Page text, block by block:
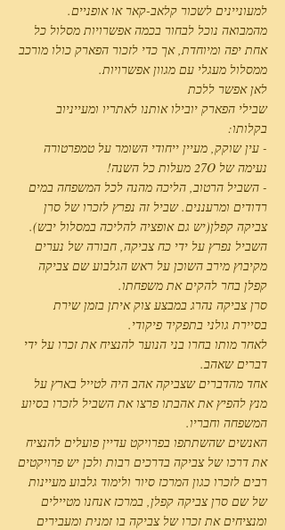
למעוניינים לשכור קלאב-קאר או אופניים.
מהמבואה נוכל לבחור בכמה אפשרויות מסלול כל
אחת יפה ומיוחדת, אך כדי לזכור הפארק כולו מורכב
ממסלול מעגלי עם מגוון אפשרויות.
לאן אפשר ללכת
שבילי הפארק יובילו אותנו לאתריו ומעייניוב
בקלותו:
- עין שוקק, מעיין ייחודי השומר על טמפרטורה
נעימה של 27O מעלות כל השנה!
- השביל הרטוב, הליכה מהנה לכל המשפחה במים
רדודים ומרעננים. שביל זה נפרץ לזכרו של סרן
צביקה קפלן(יש גם אופציה להליכה במסלול יבש).
השביל נפרץ על ידי כח צביקה, חבורה של נערים
מקיבוץ מירב השוכן על ראש הגלבוע שם צביקה
קפלן בחר להקים את משפחתו.
סרן צביקה נהרג במבצע צוק איתן בזמן שירת
בסיירת גולני בתפקיד פיקודי.
לאחר מותו בחרו בני הנוער להנציח את זכרו על ידי
דברים שאהב.
אחד מהדברים שצביקה אהב היה לטייל בארץ על
מנץ להפיץ את אהבתו פרצו את השביל לזכרו בסיוע
המשפחה וחבריו.
האנשים שהשתתפו בפרויקט עדיין פועלים להנציח
את דרכו של צביקה בדרכים רבות ולכן יש פרויקטים
רבים לזכרו כגון המרכז סיור ולימוד גלבוע מעיינות
של שם סרן צביקה קפלן, במרכז אנחנו מטיילים
ומנציחים את זכרו של צביקה בו זמנית ומעבירים